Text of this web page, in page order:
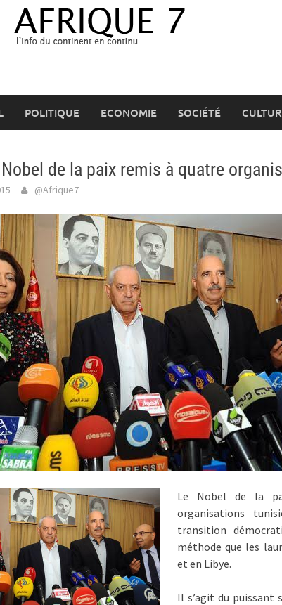
POLITIQUE ECONOMIE SOCIÉTÉ
de la paix remis à quatre
@Afrique7
Le Nobel de la
organisations
transition
méthode que les
et en Libye.
Il s’agit du puissant